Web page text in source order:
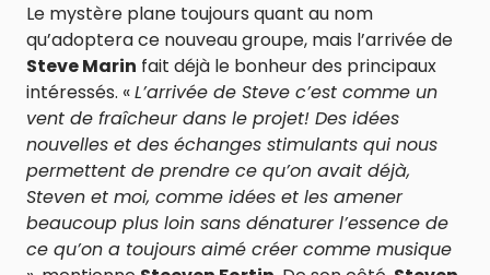
Le mystère plane toujours quant au nom
qu’adoptera ce nouveau groupe, mais l’arrivée de
Steve Marin fait déjà le bonheur des principaux
intéressés. «L’arrivée de Steve c’est comme un
vent de fraîcheur dans le projet! Des idées
nouvelles et des échanges stimulants qui nous
permettent de prendre ce qu’on avait déjà,
Steven et moi, comme idées et les amener
beaucoup plus loin sans dénaturer l’essence de
ce qu’on a toujours aimé créer comme musique